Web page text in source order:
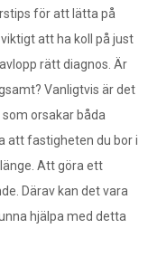
för att lätta på
att ha koll på just
rätt diagnos. Är
Vanligtvis är det
orsakar båda
att fastigheten du bor i
Att göra ett
Därav kan det vara
hjälpa med detta